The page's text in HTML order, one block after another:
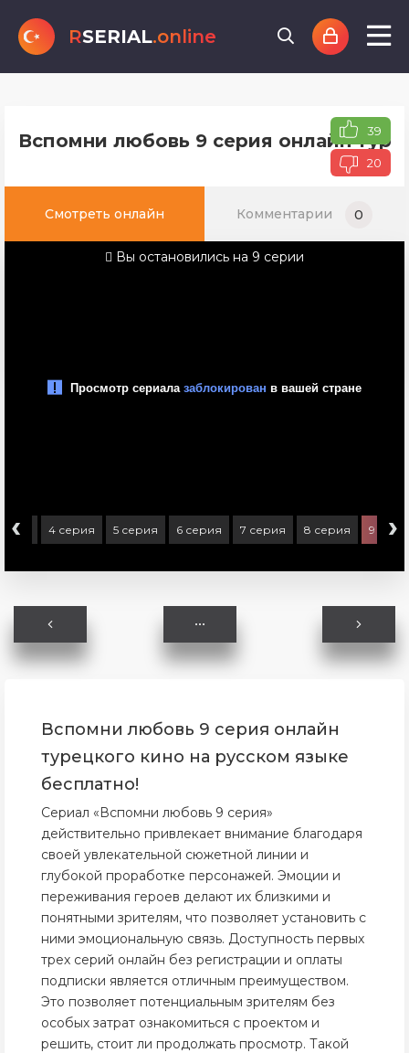
RSERIAL.online
Вспомни любовь 9 серия онлайн 39
20
Смотреть онлайн Комментарии 0
Вы остановились на 9 серии
‹ 4 серия 5 серия 6 серия 7 серия 8 серия 9 ›
Вспомни любовь 9 серия онлайн
турецкого кино на русском языке
бесплатно!
Сериал «Вспомни любовь 9 серия»
действительно привлекает внимание благодаря
своей увлекательной сюжетной линии и
глубокой проработке персонажей. Эмоции и
переживания героев делают их близкими и
понятными зрителям, что позволяет установить с
ними эмоциональную связь. Доступность первых
трех серий онлайн без регистрации и оплаты
подписки является отличным преимуществом.
Это позволяет потенциальным зрителям без
особых затрат ознакомиться с проектом и
решить, стоит ли продолжать просмотр. Такой